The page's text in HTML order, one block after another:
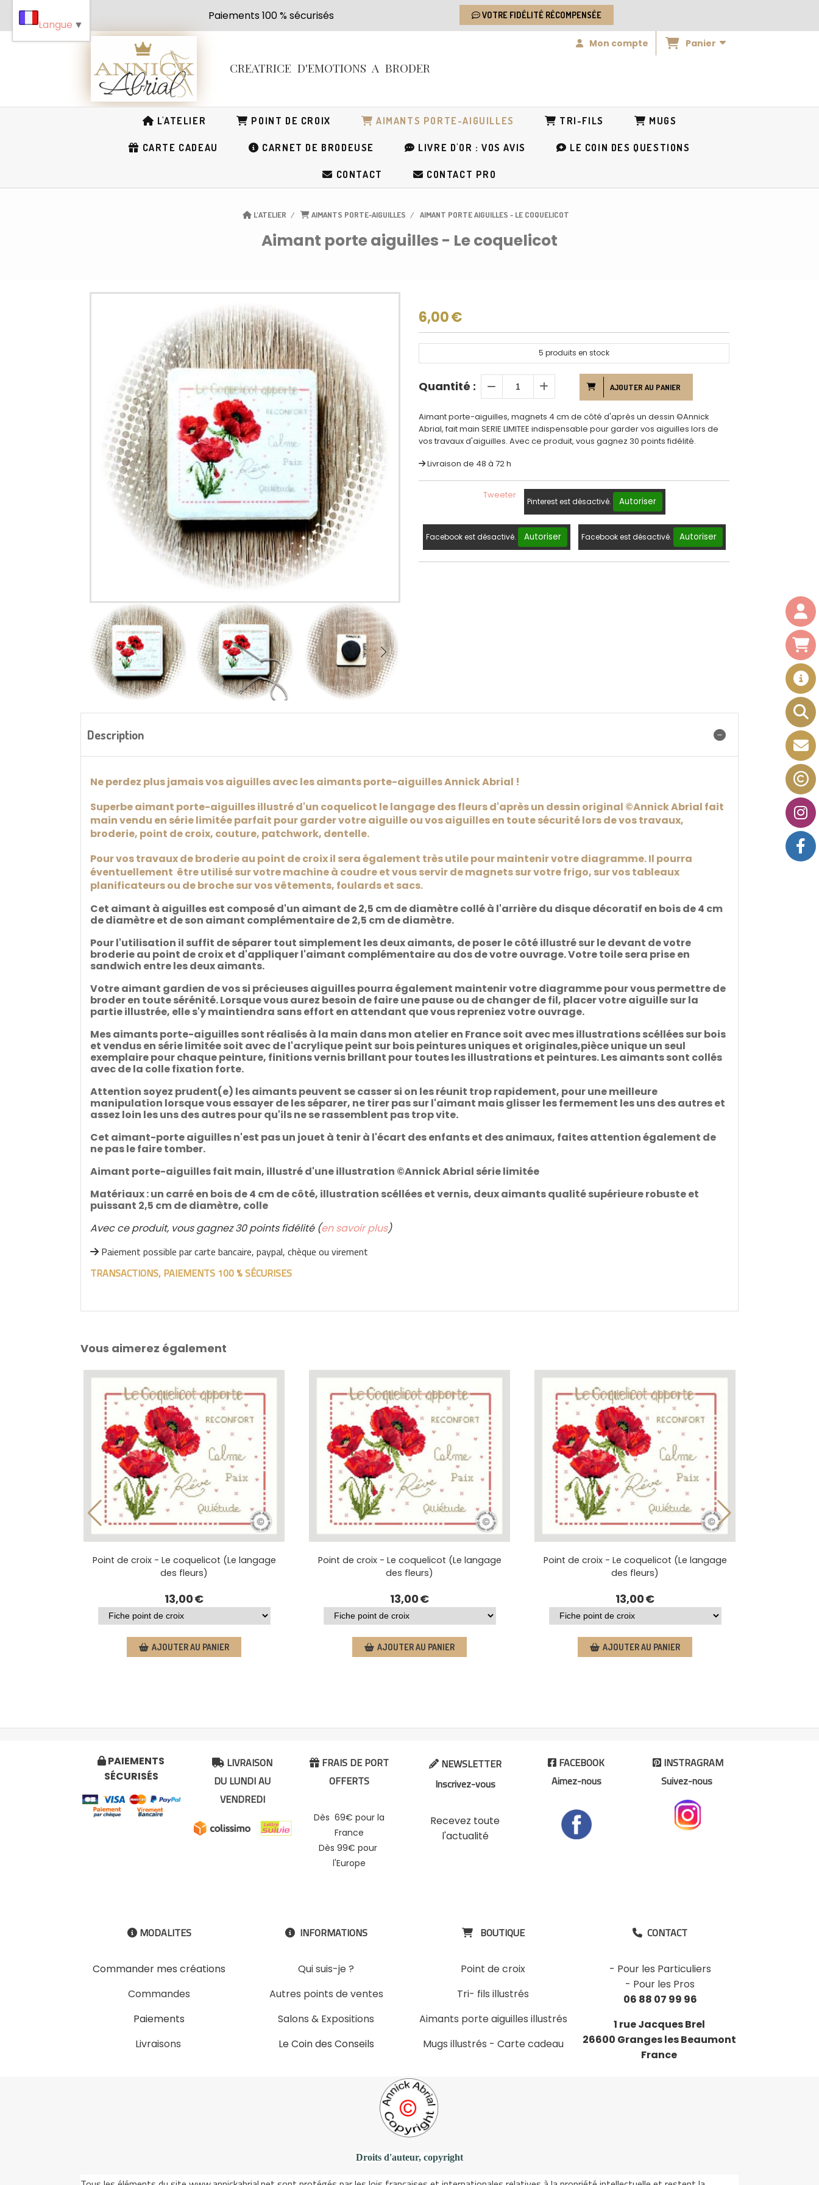
Paiements 100 % sécurisés VOTRE FIDÉLITÉ RÉCOMPENSÉE
CREATRICE D'EMOTIONS A BRODER
Mon compte Panier
L'ATELIER POINT DE CROIX AIMANTS PORTE-AIGUILLES TRI-FILS MUGS
CARTE CADEAU CARNET DE BRODEUSE LIVRE D'OR : VOS AVIS LE COIN DES QUESTIONS
CONTACT CONTACT PRO
L'ATELIER AIMANTS PORTE-AIGUILLES AIMANT PORTE AIGUILLES - LE COQUELICOT
Aimant porte aiguilles - Le coquelicot
6,00€
5 produits en stock
Quantité : AJOUTER AU PANIER
Aimant porte-aiguilles, magnets 4 cm de côté d'après un dessin ©Annick
Abrial, fait main SERIE LIMITEE indispensable pour garder vos aiguilles lors de
vos travaux d'aiguilles. Avec ce produit, vous gagnez 30 points fidélité.
Livraison de 48 à 72 h
Tweeter
Pinterest est désactivé. Autoriser
Facebook est désactivé. Autoriser Facebook est désactivé. Autoriser
Description
Ne perdez plus jamais vos aiguilles avec les aimants porte-aiguilles Annick Abrial !
Superbe aimant porte-aiguilles illustré d'un coquelicot le langage des fleurs d'après un dessin original ©Annick Abrial fait
main vendu en série limitée parfait pour garder votre aiguille ou vos aiguilles en toute sécurité lors de vos travaux,
broderie, point de croix, couture, patchwork, dentelle.
Pour vos travaux de broderie au point de croix il sera également très utile pour maintenir votre diagramme. Il pourra
éventuellement être utilisé sur votre machine à coudre et vous servir de magnets sur votre frigo, sur vos tableaux
planificateurs ou de broche sur vos vêtements, foulards et sacs.
Cet aimant à aiguilles est composé d'un aimant de 2,5 cm de diamètre collé à l'arrière du disque décoratif en bois de 4 cm
de diamètre et de son aimant complémentaire de 2,5 cm de diamètre.
Pour l'utilisation il suffit de séparer tout simplement les deux aimants, de poser le côté illustré sur le devant de votre
broderie au point de croix et d'appliquer l'aimant complémentaire au dos de votre ouvrage. Votre toile sera prise en
sandwich entre les deux aimants.
Votre aimant gardien de vos si précieuses aiguilles pourra également maintenir votre diagramme pour vous permettre de
broder en toute sérénité. Lorsque vous aurez besoin de faire une pause ou de changer de fil, placer votre aiguille sur la
partie illustrée, elle s'y maintiendra sans effort en attendant que vous repreniez votre ouvrage.
Mes aimants porte-aiguilles sont réalisés à la main dans mon atelier en France soit avec mes illustrations scéllées sur bois
et vendus en série limitée soit avec de l'acrylique peint sur bois peintures uniques et originales,pièce unique un seul
exemplaire pour chaque peinture, finitions vernis brillant pour toutes les illustrations et peintures. Les aimants sont collés
avec de la colle fixation forte.
Attention soyez prudent(e) les aimants peuvent se casser si on les réunit trop rapidement, pour une meilleure
manipulation lorsque vous essayer de les séparer, ne tirer pas sur l'aimant mais glisser les fermement les uns des autres et
assez loin les uns des autres pour qu'ils ne se rassemblent pas trop vite.
Cet aimant-porte aiguilles n'est pas un jouet à tenir à l'écart des enfants et des animaux, faites attention également de
ne pas le faire tomber.
Aimant porte-aiguilles fait main, illustré d'une illustration ©Annick Abrial série limitée
Matériaux : un carré en bois de 4 cm de côté, illustration scéllées et vernis, deux aimants qualité supérieure robuste et
puissant 2,5 cm de diamètre, colle
Avec ce produit, vous gagnez 30 points fidélité (en savoir plus)
 Paiement possible par carte bancaire, paypal, chèque ou virement
TRANSACTIONS, PAIEMENTS 100 % SÉCURISES
Vous aimerez également
Point de croix - Le coquelicot (Le langage
des fleurs)
13,00€
AJOUTER AU PANIER
Point de croix - Le coquelicot (Le langage
des fleurs)
13,00€
AJOUTER AU PANIER
Point de croix - Le coquelicot (Le langage
des fleurs)
13,00€
AJOUTER AU PANIER
 PAIEMENTS
SÉCURISÉS
 LIVRAISON
DU LUNDI AU
VENDREDI
 FRAIS DE PORT
OFFERTS
Dès 69€ pour la
France
Dès 99€ pour
l'Europe
NEWSLETTER
Inscrivez-vous
Recevez toute
l'actualité
 FACEBOOK
Aimez-nous
INSTRAGRAM
Suivez-nous
 MODALITES
Commander mes créations
Commandes
Paiements
Livraisons
 INFORMATIONS
Qui suis-je ?
Autres points de ventes
Salons & Expositions
Le Coin des Conseils
 BOUTIQUE
Point de croix
Tri- fils illustrés
Aimants porte aiguilles illustrés
Mugs illustrés - Carte cadeau
 CONTACT
- Pour les Particuliers
- Pour les Pros
06 88 07 99 96
1 rue Jacques Brel
26600 Granges les Beaumont
France
Droits d'auteur, copyright
Langue ▼